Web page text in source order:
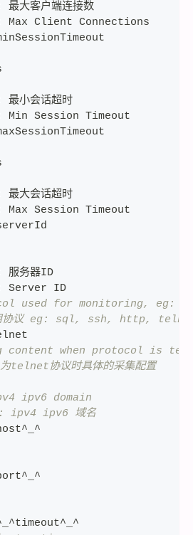
最大客户端连接数
Max Client Connections
最小会话超时
Min Session Timeout
最大会话超时
Max Session Timeout
服务器ID
Server ID
used for monitoring, eg:
用协议 eg: sql, ssh, http,
content when protocol is
协议时具体的采集配置
ipv6 domain
ipv4 ipv6 域名